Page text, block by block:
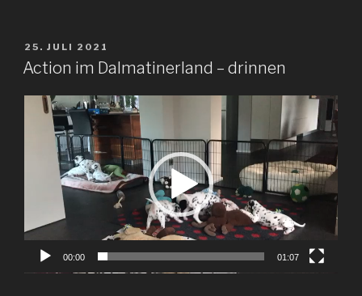
VERÖFFENTLICHT
AM
25. JULI 2021
Action im Dalmatinerland – drinnen
Video-
Player
00:00 01:07